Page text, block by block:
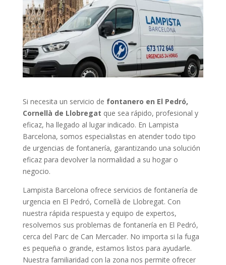
Si necesita un servicio de fontanero en El Pedró,
Cornellà de Llobregat que sea rápido, profesional y
eficaz, ha llegado al lugar indicado. En Lampista
Barcelona, somos especialistas en atender todo tipo
de urgencias de fontanería, garantizando una solución
eficaz para devolver la normalidad a su hogar o
negocio.
Lampista Barcelona ofrece servicios de fontanería de
urgencia en El Pedró, Cornellà de Llobregat. Con
nuestra rápida respuesta y equipo de expertos,
resolvemos sus problemas de fontanería en El Pedró,
cerca del Parc de Can Mercader. No importa si la fuga
es pequeña o grande, estamos listos para ayudarle.
Nuestra familiaridad con la zona nos permite ofrecer